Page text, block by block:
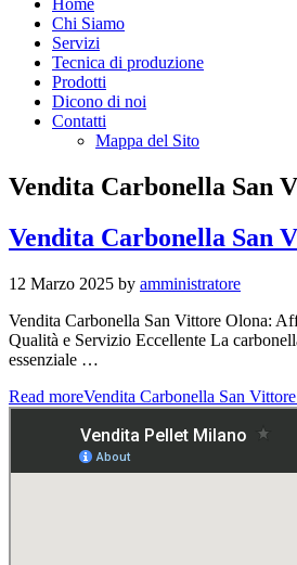
Home
Chi Siamo
Servizi
Tecnica di produzione
Prodotti
Dicono di noi
Contatti
Mappa del Sito
Vendita Carbonella San
Vendita Carbonella San
12 Marzo 2025 by amministratore
Vendita Carbonella San Vittore Olona:
Qualità e Servizio Eccellente La
essenziale …
Read moreVendita Carbonella San